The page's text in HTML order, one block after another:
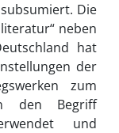
Die
neben
hat
der
zum
den Begriff
und